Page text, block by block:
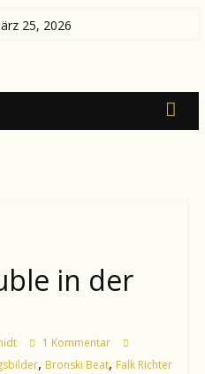
25, 2026
in der
1 Kommentar
, Bronski Beat, Falk Richter